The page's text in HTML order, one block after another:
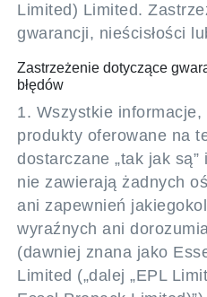
Limited) Limited.
gwarancji, nieścisłości
Zastrzeżenie dotyczące
błędów
1. Wszystkie informacje,
produkty oferowane na
dostarczane „tak jak są”
nie zawierają żadnych
ani zapewnień
wyraźnych ani
(dawniej znana jako
Limited („dalej „EPL